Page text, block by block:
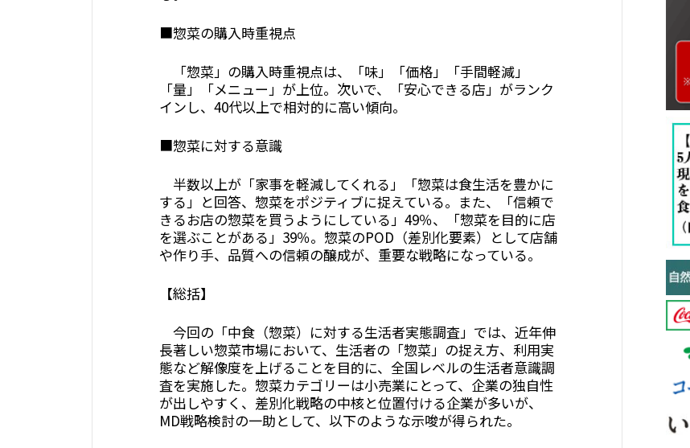
■惣菜の購入時重視点
「惣菜」の購入時重視点は、「味」「価格」「手間軽減」
「量」「メニュー」が上位。次いで、「安心できる店」がランク
インし、40代以上で相対的に高い傾向。
■惣菜に対する意識
半数以上が「家事を軽減してくれる」「惣菜は食生活を豊かに
する」と回答、惣菜をポジティブに捉えている。また、「信頼で
きるお店の惣菜を買うようにしている」49％、「惣菜を目的に店
を選ぶことがある」39％。惣菜のPOD（差別化要素）として店舗
や作り手、品質への信頼の醸成が、重要な戦略になっている。
【総括】
今回の「中食（惣菜）に対する生活者実態調査」では、近年伸
長著しい惣菜市場において、生活者の「惣菜」の捉え方、利用実
態など解像度を上げることを目的に、全国レベルの生活者意識調
査を実施した。惣菜カテゴリーは小売業にとって、企業の独自性
が出しやすく、差別化戦略の中核と位置付ける企業が多いが、
MD戦略検討の一助として、以下のような示唆が得られた。